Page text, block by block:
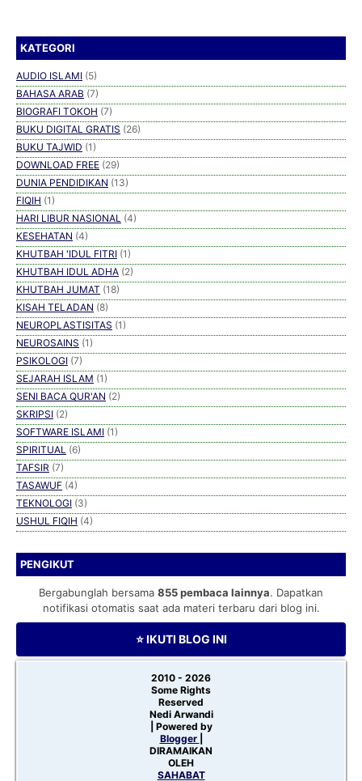
KATEGORI
AUDIO ISLAMI (5)
BAHASA ARAB (7)
BIOGRAFI TOKOH (7)
BUKU DIGITAL GRATIS (26)
BUKU TAJWID (1)
DOWNLOAD FREE (29)
DUNIA PENDIDIKAN (13)
FIQIH (1)
HARI LIBUR NASIONAL (4)
KESEHATAN (4)
KHUTBAH 'IDUL FITRI (1)
KHUTBAH IDUL ADHA (2)
KHUTBAH JUMAT (18)
KISAH TELADAN (8)
NEUROPLASTISITAS (1)
NEUROSAINS (1)
PSIKOLOGI (7)
SEJARAH ISLAM (1)
SENI BACA QUR'AN (2)
SKRIPSI (2)
SOFTWARE ISLAMI (1)
SPIRITUAL (6)
TAFSIR (7)
TASAWUF (4)
TEKNOLOGI (3)
USHUL FIQIH (4)
PENGIKUT
Bergabunglah bersama 855 pembaca lainnya. Dapatkan
notifikasi otomatis saat ada materi terbaru dari blog ini.
⭐ IKUTI BLOG INI
2010 - 2026
Some Rights
Reserved
Nedi Arwandi
| Powered by
Blogger
DIRAMAIKAN
OLEH
SAHABAT